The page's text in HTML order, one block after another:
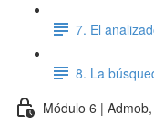
7. El
8. La
Módulo 6 |